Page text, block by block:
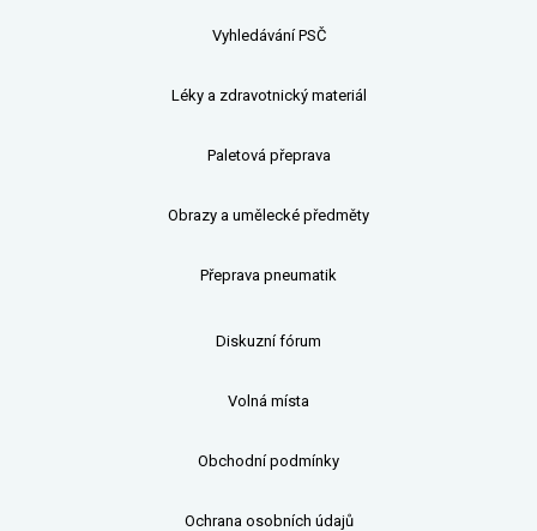
Vyhledávání PSČ
Léky a zdravotnický materiál
Paletová přeprava
Obrazy a umělecké předměty
Přeprava pneumatik
Diskuzní fórum
Volná místa
Obchodní podmínky
Ochrana osobních údajů